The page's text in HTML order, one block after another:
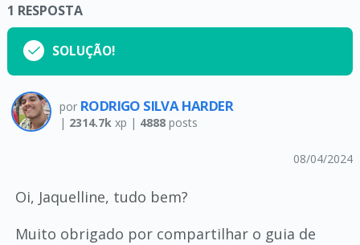
1 RESPOSTA
SOLUÇÃO!
por RODRIGO SILVA HARDER
| 2314.7k xp | 4888posts
08/04/2024
Oi, Jaquelline, tudo bem?
Muito obrigado por compartilhar o guia de